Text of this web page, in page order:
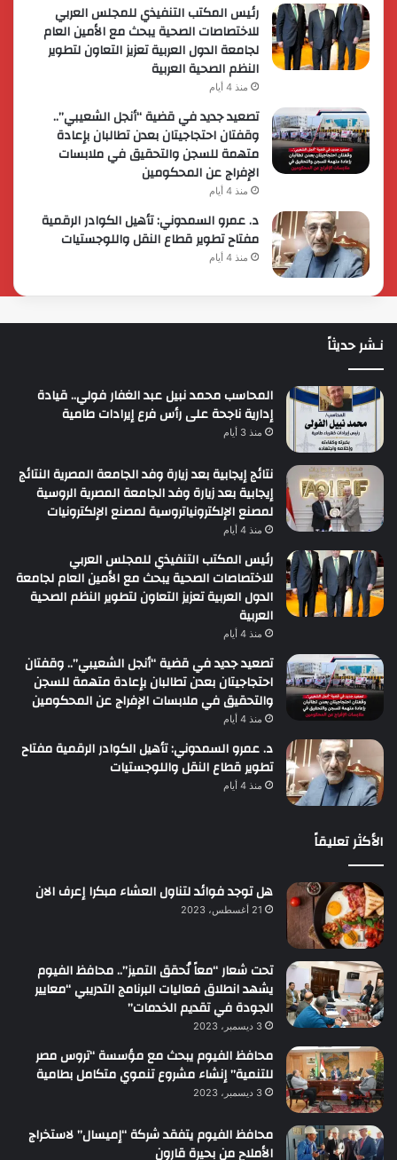
رئيس المكتب التنفيذي للمجلس العربي
للاختصاصات الصحية يبحث مع الأمين العام
لجامعة الدول العربية تعزيز التعاون لتطوير
النظم الصحية العربية
منذ 4 أيام
تصعيد جديد في قضية “أنجل الشعيبي”..
وقفتان احتجاجيتان بعدن تطالبان بإعادة
متهمة للسجن والتحقيق في ملابسات
الإفراج عن المحكومين
منذ 4 أيام
د. عمرو السمدوني: تأهيل الكوادر الرقمية
مفتاح تطوير قطاع النقل واللوجستيات
منذ 4 أيام
نـشر حديثاً
المحاسب محمد نبيل عبد الغفار فولي.. قيادة
إدارية ناجحة على رأس فرع إيرادات طامية
منذ 3 أيام
نتائج إيجابية بعد زيارة وفد الجامعة المصرية النتائج
إيجابية بعد زيارة وفد الجامعة المصرية الروسية
لمصنع الإلكترونياتروسية لمصنع الإلكترونيات
منذ 4 أيام
رئيس المكتب التنفيذي للمجلس العربي
للاختصاصات الصحية يبحث مع الأمين العام لجامعة
الدول العربية تعزيز التعاون لتطوير النظم الصحية
العربية
منذ 4 أيام
تصعيد جديد في قضية “أنجل الشعيبي”.. وقفتان
احتجاجيتان بعدن تطالبان بإعادة متهمة للسجن
والتحقيق في ملابسات الإفراج عن المحكومين
منذ 4 أيام
د. عمرو السمدوني: تأهيل الكوادر الرقمية مفتاح
تطوير قطاع النقل واللوجستيات
منذ 4 أيام
الأكثر تعليقاً
هل توجد فوائد لتناول العشاء مبكرا إعرف الان
21 أغسطس، 2023
تحت شعار “معاً نُحقق التميز”.. محافظ الفيوم
يشهد انطلاق فعاليات البرنامج التدريبي “معايير
الجودة في تقديم الخدمات”
3 ديسمبر، 2023
محافظ الفيوم يبحث مع مؤسسة “تروس مصر
للتنمية” إنشاء مشروع تنموي متكامل بطامية
3 ديسمبر، 2023
محافظ الفيوم يتفقد شركة “إميسال” لاستخراج
الأملاح من بحيرة قارون